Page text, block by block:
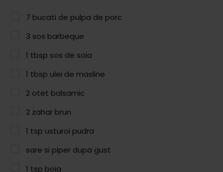
Pâine
Paste & Risotto
Patiserie
Aluaturi Dulci
Aluaturi Sărate
Pizza
Rețete cu Carne
Rețete Vegetariene
7 bucati de pulpa de porc
3 sos barbeque
1 tbsp sos de soia
1 tbsp ulei de masline
2 otet balsamic
2 zahar brun
1 tsp usturoi pudra
sare si piper dupa gust
1 tsp boia